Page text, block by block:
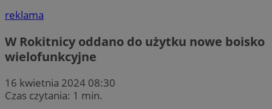
reklama
W Rokitnicy oddano do użytku nowe boisko
wielofunkcyjne
16 kwietnia 2024 08:30
Czas czytania: 1 min.